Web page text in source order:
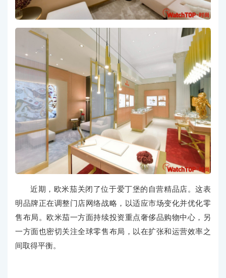
近期，欧米茄关闭了位于爱丁堡的自营精品店。这表
明品牌正在调整门店网络战略，以适应市场变化并优化零
售布局。欧米茄一方面持续投资重点奢侈品购物中心，另
一方面也密切关注全球零售布局，以在扩张和运营效率之
间取得平衡。